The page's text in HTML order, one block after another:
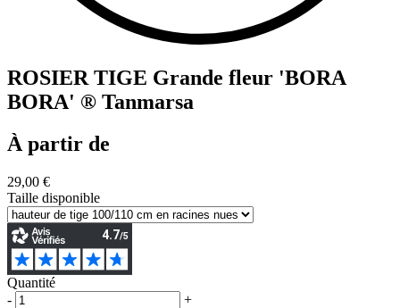
ROSIER TIGE Grande fleur 'BORA
BORA' ® Tanmarsa
À partir de
29,00 €
Taille disponible
Quantité
-
+